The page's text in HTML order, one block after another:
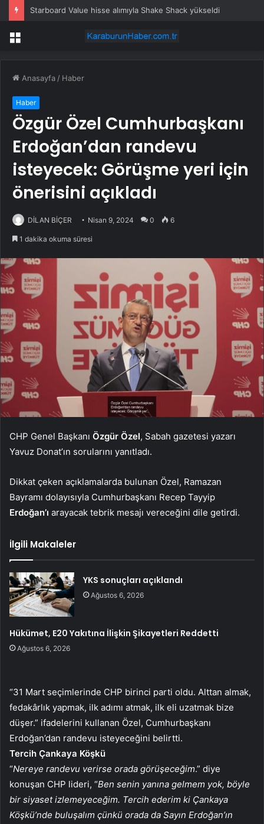
Starboard Value hisse alımıyla Shake Shack yükseldi
Menü
Anasayfa / Haber
Haber
Özgür Özel Cumhurbaşkanı
Erdoğan’dan randevu
isteyecek: Görüşme yeri için
önerisini açıkladı
DİLAN BİÇER Nisan 9, 2024 0 6
1 dakika okuma süresi
CHP Genel Başkanı Özgür Özel, Sabah gazetesi yazarı
Yavuz Donat’ın sorularını yanıtladı.
Dikkat çeken açıklamalarda bulunan Özel, Ramazan
Bayramı dolayısıyla Cumhurbaşkanı Recep Tayyip
Erdoğan’ı arayacak tebrik mesajı vereceğini dile getirdi.
İlgili Makaleler
YKS sonuçları açıklandı
Ağustos 6, 2026
Hükümet, E20 Yakıtına İlişkin Şikayetleri Reddetti
Ağustos 6, 2026
“31 Mart seçimlerinde CHP birinci parti oldu. Alttan almak,
fedakârlık yapmak, ilk adımı atmak, ilk eli uzatmak bize
düşer.” ifadelerini kullanan Özel, Cumhurbaşkanı
Erdoğan’dan randevu isteyeceğini belirtti.
Tercih Çankaya Köşkü
“Nereye randevu verirse orada görüşeceğim.” diye
konuşan CHP lideri, “Ben senin yanına gelmem yok, böyle
bir siyaset izlemeyeceğim. Tercih ederim ki Çankaya
Köşkü’nde buluşalım çünkü orada da Sayın Erdoğan’ın